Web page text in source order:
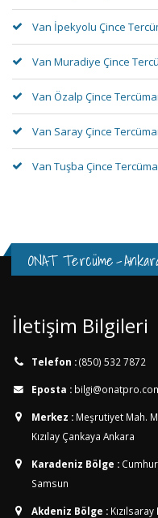
Van İpekyolu Çince
Van Muradiye Çince
Van Özalp Çince
Van Saray Çince
Van Tuşba Çince
ONAT Tercüme-
İletişim Bilgileri
Telefon :(850) 532 7872
Eposta :
Merkez : Meşrutiyet Mah.
Kızılay Çankaya Ankara
Karadeniz Bölge :
Samsun
Akdeniz Bölge :